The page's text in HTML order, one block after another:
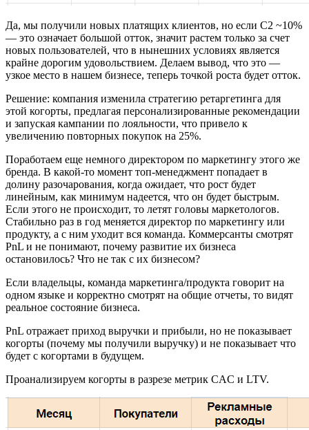
Да, мы получили новых платящих клиентов, но если C2 ~10%
— это означает большой отток, значит растем только за счет
новых пользователей, что в нынешних условиях является
крайне дорогим удовольствием. Делаем вывод, что это —
узкое место в нашем бизнесе, теперь точкой роста будет отток.
Решение: компания изменила стратегию ретаргетинга для
этой когорты, предлагая персонализированные рекомендации
и запуская кампании по лояльности, что привело к
увеличению повторных покупок на 25%.
Поработаем еще немного директором по маркетингу этого же
бренда. В какой-то момент топ-менеджмент попадает в
долину разочарования, когда ожидает, что рост будет
линейным, как минимум надеется, что он будет быстрым.
Если этого не происходит, то летят головы маркетологов.
Стабильно раз в год меняется директор по маркетингу или
продукту, а с ним уходит вся команда. Коммерсанты смотрят
PnL и не понимают, почему развитие их бизнеса
остановилось? Что не так с их бизнесом?
Если владельцы, команда маркетинга/продукта говорит на
одном языке и корректно смотрят на общие отчеты, то видят
реальное состояние бизнеса.
PnL отражает приход выручки и прибыли, но не показывает
когорты (почему мы получили выручку) и не показывает что
будет с когортами в будущем.
Проанализируем когорты в разрезе метрик CAC и LTV.